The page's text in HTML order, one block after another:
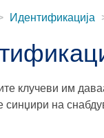
Идентификација
клучеви им
синџири на